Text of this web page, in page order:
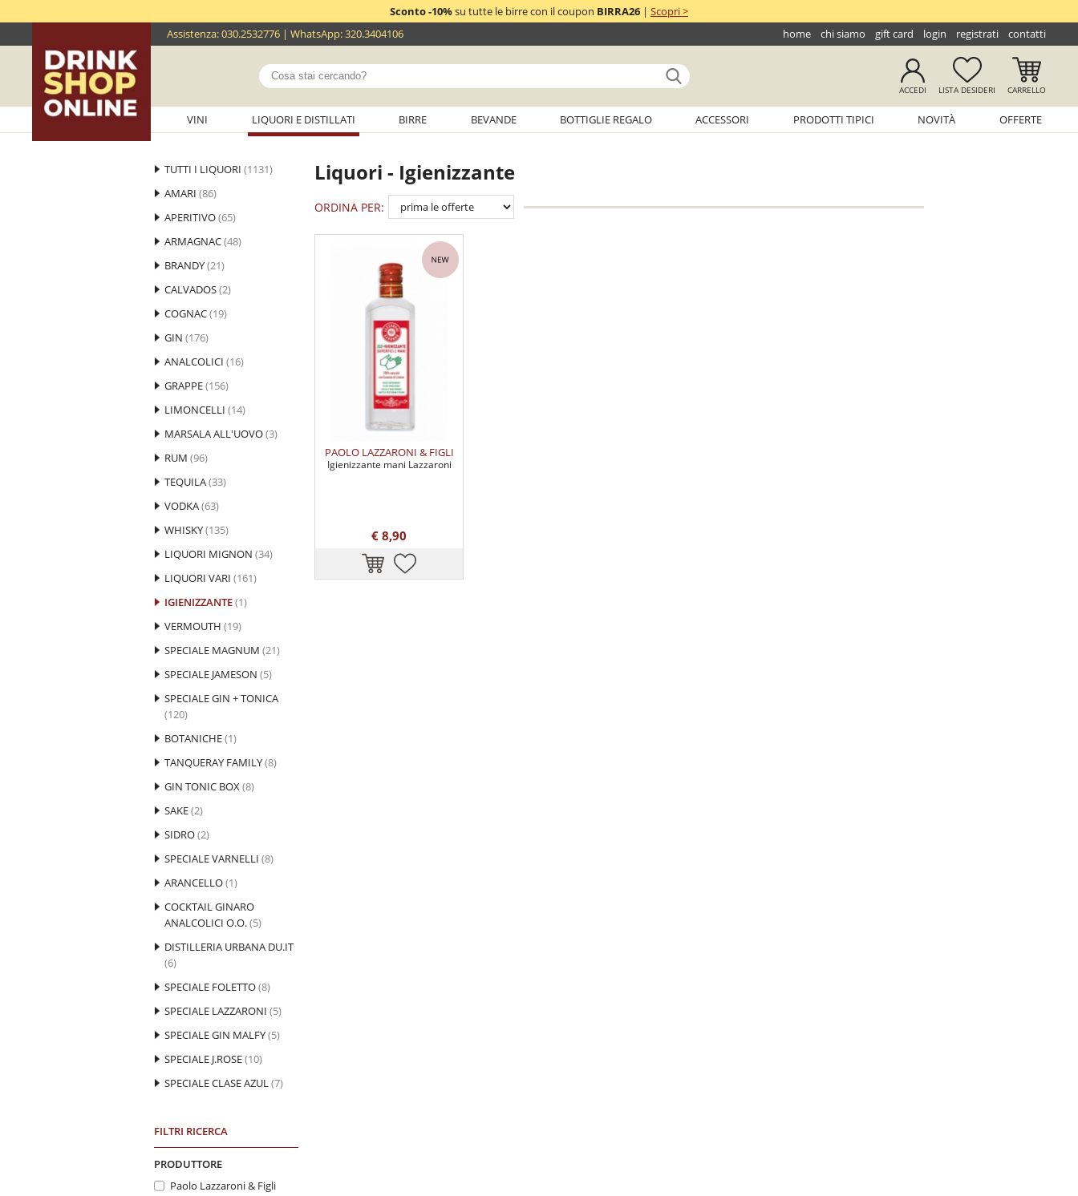
Sconto -10%su tutte le birre con il coupon BIRRA26| Scopri >
Assistenza:030.2532776 | WhatsApp:320.3404106 home chi siamo gift card login registrati contatti
ACCEDI LISTADESIDERI CARRELLO
VINI LIQUORI E DISTILLATI BIRRE BEVANDE BOTTIGLIE REGALO ACCESSORI PRODOTTI TIPICI NOVITÀ OFFERTE
TUTTI I LIQUORI (1131)
AMARI (86)
APERITIVO(65)
ARMAGNAC(48)
BRANDY(21)
CALVADOS(2)
COGNAC(19)
GIN (176)
ANALCOLICI (16)
GRAPPE(156)
LIMONCELLI (14)
MARSALA ALL'UOVO(3)
RUM (96)
TEQUILA(33)
VODKA(63)
WHISKY(135)
LIQUORI MIGNON (34)
LIQUORI VARI (161)
IGIENIZZANTE(1)
VERMOUTH (19)
SPECIALE MAGNUM (21)
SPECIALE JAMESON (5)
SPECIALE GIN + TONICA
(120)
BOTANICHE(1)
TANQUERAY FAMILY(8)
GIN TONIC BOX(8)
SAKE(2)
SIDRO(2)
SPECIALE VARNELLI (8)
ARANCELLO(1)
COCKTAIL GINARO
ANALCOLICI O.O.(5)
DISTILLERIA URBANA DU.IT
(6)
SPECIALE FOLETTO(8)
SPECIALE LAZZARONI (5)
SPECIALE GIN MALFY(5)
SPECIALE J.ROSE(10)
SPECIALE CLASE AZUL(7)
FILTRI RICERCA
PRODUTTORE
Paolo Lazzaroni & Figli
Liquori - Igienizzante
ORDINA PER:
PAOLO LAZZARONI & FIGLI
Igienizzante mani Lazzaroni
€ 8,90